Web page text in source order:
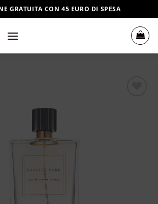
GRATUITA CON 45 EURO DI SPESA